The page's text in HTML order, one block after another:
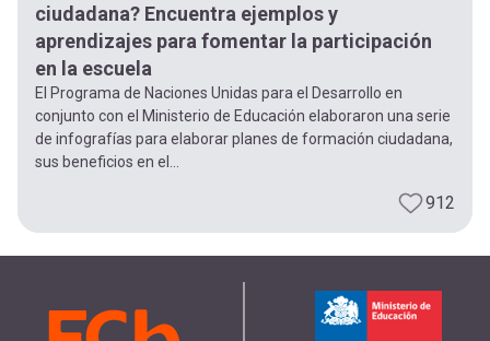
ciudadana? Encuentra ejemplos y
aprendizajes para fomentar la participación
en la escuela
El Programa de Naciones Unidas para el Desarrollo en
conjunto con el Ministerio de Educación elaboraron una serie
de infografías para elaborar planes de formación ciudadana,
sus beneficios en el...
912